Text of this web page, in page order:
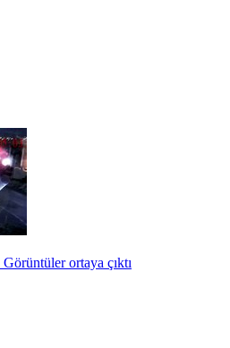
ortaya çıktı